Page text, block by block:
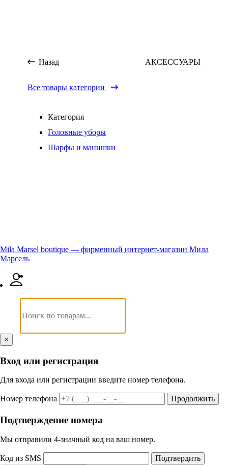
Назад АКСЕССУАРЫ
Все товары категории
Категория
Головные уборы
Шарфы и манишки
Mila Marsel boutique — фирменный интернет-магазин Мила
Марсель
×
Вход или регистрация
Для входа или регистрации введите номер телефона.
Номер телефона Продолжить
Подтверждение номера
Мы отправили 4‑значный код на ваш номер.
Код из SMS Подтвердить